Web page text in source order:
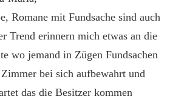
Romane mit Fundsache sind auch
Trend erinnern mich etwas an die
wo jemand in Zügen Fundsachen
bei sich aufbewahrt und
das die Besitzer kommen